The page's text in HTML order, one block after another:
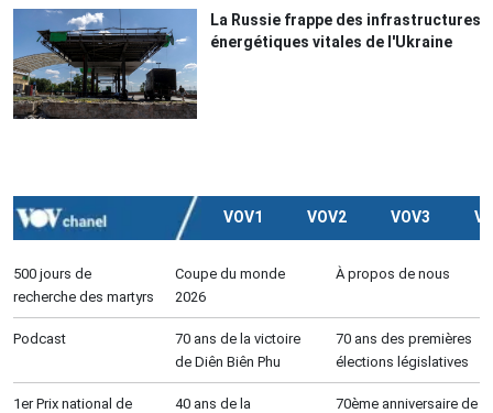
La Russie frappe des infrastructures
énergétiques vitales de l'Ukraine
VOV1 VOV2 VOV3
500 jours de
recherche des martyrs
Coupe du monde
2026
À propos de nous
Podcast
70 ans de la victoire
de Diên Biên Phu
70 ans des premières
élections législatives
1er Prix national de
40 ans de la
70ème anniversaire de